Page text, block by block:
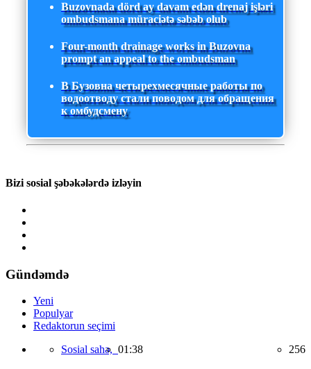
Buzovnada dörd ay davam edən drenaj işləri
ombudsmana müraciətə səbəb olub
Four-month drainage works in Buzovna
prompt an appeal to the ombudsman
В Бузовна четырехмесячные работы по
водоотводу стали поводом для обращения
к омбудсмену
Bizi sosial şəbəkələrdə izləyin
Gündəmdə
Yeni
Populyar
Redaktorun seçimi
Sosial sahə, 01:38 256